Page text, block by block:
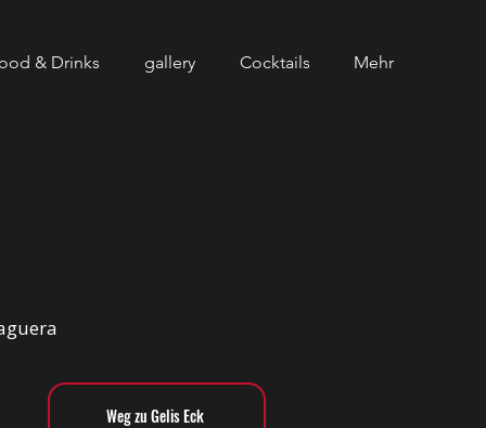
& Drinks gallery Cocktails Mehr
Weg zu Gelis Eck